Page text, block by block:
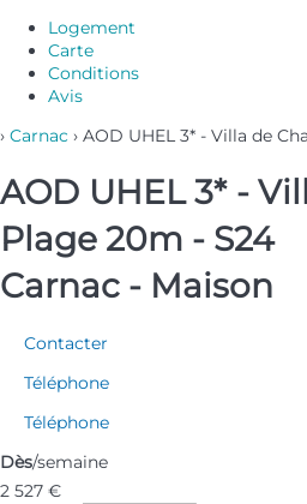
Logement
Carte
Conditions
Avis
› Carnac › AOD UHEL 3* - Villa de
AOD UHEL 3* -
Plage 20m - S24
Carnac - Maison
Contacter
Téléphone
Téléphone
Dès/semaine
2 527 €